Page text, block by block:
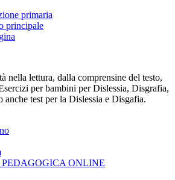
primaria
principale
nella lettura, dalla comprensine del testo,
per bambini per Dislessia, Disgrafia,
anche test per la Dislessia e Disgafia.
ONLINE